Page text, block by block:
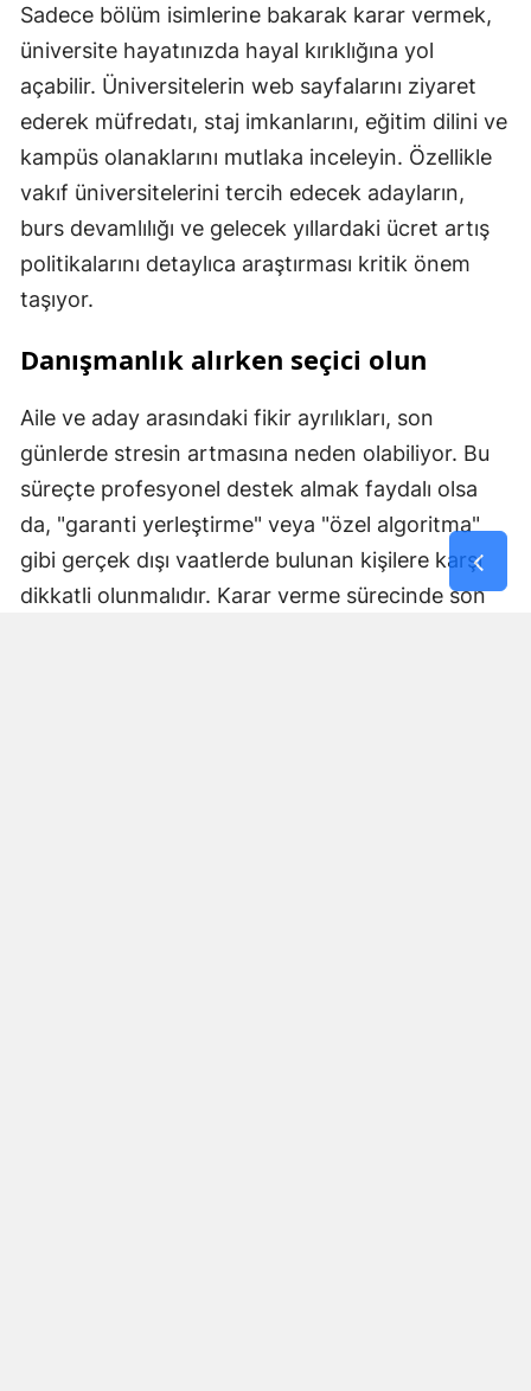
Sadece bölüm isimlerine bakarak karar vermek,
üniversite hayatınızda hayal kırıklığına yol
açabilir. Üniversitelerin web sayfalarını ziyaret
ederek müfredatı, staj imkanlarını, eğitim dilini ve
kampüs olanaklarını mutlaka inceleyin. Özellikle
vakıf üniversitelerini tercih edecek adayların,
burs devamlılığı ve gelecek yıllardaki ücret artış
politikalarını detaylıca araştırması kritik önem
taşıyor.
Danışmanlık alırken seçici olun
Aile ve aday arasındaki fikir ayrılıkları, son
günlerde stresin artmasına neden olabiliyor. Bu
süreçte profesyonel destek almak faydalı olsa
da, "garanti yerleştirme" veya "özel algoritma"
gibi gerçek dışı vaatlerde bulunan kişilere karşı
dikkatli olunmalıdır. Karar verme sürecinde son